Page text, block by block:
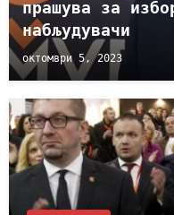
прашува за
набљудувачи
октомври 5, 2023